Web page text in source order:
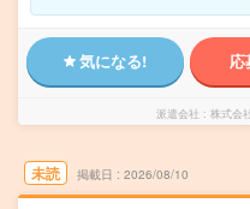
気になる! 応
派遣会社 株式会
未読 掲載日 2026/08/10